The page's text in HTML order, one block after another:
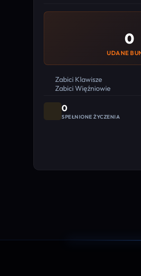
0
UDANE
Zabici Klawisze
Zabici Więźniowie
0
SPEŁNIONE ŻYCZENIA